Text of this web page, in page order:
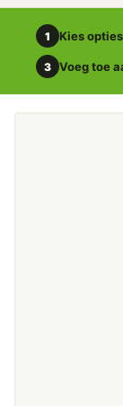
1 Kies opties
3 Voeg toe